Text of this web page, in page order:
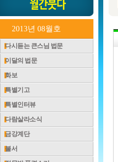
2013년 08월호
다시듣는 큰스님 법문
이달의 법문
화보
특별기고
특별인터뷰
다람살라소식
금강계단
불서